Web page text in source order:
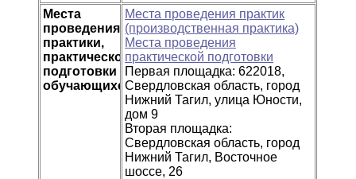
Места
проведения
практики,
практической
подготовки
обучающихся
Места проведения практик
(производственная практика)
Места проведения
практической подготовки
Первая площадка: 622018,
Свердловская область, город
Нижний Тагил, улица Юности,
дом 9
Вторая площадка:
Свердловская область, город
Нижний Тагил, Восточное
шоссе, 26